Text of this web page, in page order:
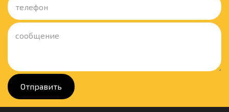
Отправить